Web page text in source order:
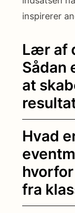
inspirerer
Lær af
Sådan
at
Hvad
fra